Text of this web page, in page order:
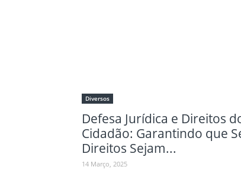
Diversos
Defesa Jurídica e Direitos
Cidadão: Garantindo que
Direitos Sejam...
14 Março, 2025